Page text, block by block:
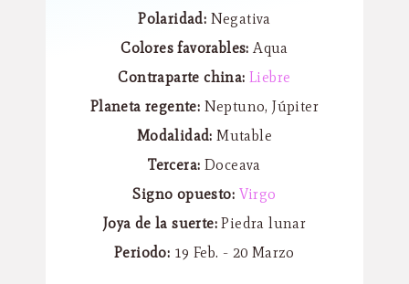
Polaridad: Negativa
Colores favorables: Aqua
Contraparte china: Liebre
Planeta regente: Neptuno, Júpiter
Modalidad: Mutable
Tercera: Doceava
Signo opuesto: Virgo
Joya de la suerte: Piedra lunar
Periodo: 19 Feb. - 20 Marzo